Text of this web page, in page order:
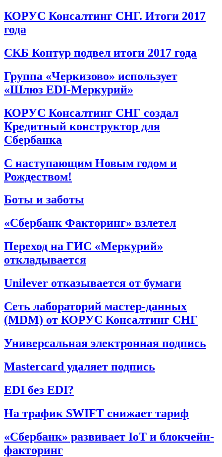
КОРУС Консалтинг СНГ. Итоги 2017
года
СКБ Контур подвел итоги 2017 года
Группа «Черкизово» использует
«Шлюз EDI-Меркурий»
КОРУС Консалтинг СНГ создал
Кредитный конструктор для
Сбербанка
С наступающим Новым годом и
Рождеством!
Боты и заботы
«Сбербанк Факторинг» взлетел
Переход на ГИС «Меркурий»
откладывается
Unilever отказывается от бумаги
Сеть лабораторий мастер-данных
(MDM) от КОРУС Консалтинг СНГ
Универсальная электронная подпись
Mastercard удаляет подпись
EDI без EDI?
На трафик SWIFT снижает тариф
«Сбербанк» развивает IoT и блокчейн-
факторинг